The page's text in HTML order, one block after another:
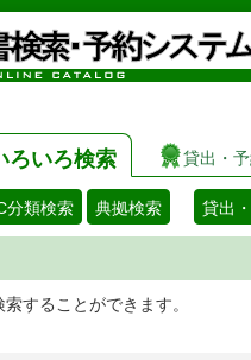
ろいろ検索 貸出・
分類検索 典拠検索 貸出
することができます。